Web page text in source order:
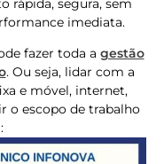
rápida, segura, sem
imediata.
fazer toda a gestão
. Ou seja, lidar com a
e móvel, internet,
o escopo de trabalho